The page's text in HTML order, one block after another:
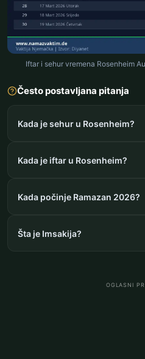
Iftar i sehur vremena Rosenheim
Često postavljana pitanja
Kada je sehur u Rosenheim?
Kada je iftar u Rosenheim?
Kada počinje Ramazan 2026?
Šta je Imsakija?
OGLASNI